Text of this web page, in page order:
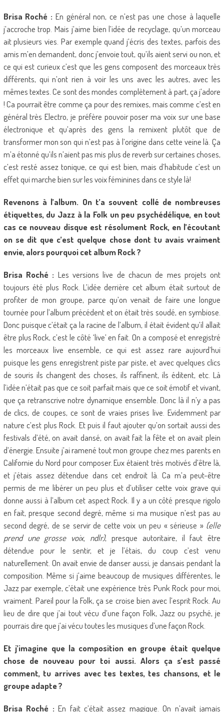
Brisa Roché : En général non, ce n’est pas une chose à laquelle
j’accroche trop. Mais j’aime bien l’idée de recyclage, qu’un morceau
ait plusieurs vies. Par exemple quand j’écris des textes, parfois des
amis m’en demandent, donc j’envoie tout, qu’ils aient servi ou non, et
ce qui est curieux c’est que les gens composent des morceaux très
différents, qui n’ont rien à voir les uns avec les autres, avec les
mêmes textes. Ce sont des mondes complètement à part, ça j’adore
! Ca pourrait être comme ça pour des remixes, mais comme c’est en
général très Electro, je préfère pouvoir poser ma voix sur une base
électronique et qu’après des gens la remixent plutôt que de
transformer mon son qui n’est pas à l’origine dans cette veine là. Ça
m’a étonné qu’ils n’aient pas mis plus de reverb sur certaines choses,
c’est resté assez tonique, ce qui est bien, mais d’habitude c’est un
effet qui marche bien sur les voix féminines dans ce style là!
Revenons à l’album. On t’a souvent collé de nombreuses
étiquettes, du Jazz à la Folk un peu psychédélique, en tout
cas ce nouveau disque est résolument Rock, en l’écoutant
on se dit que c’est quelque chose dont tu avais vraiment
envie, alors pourquoi cet album Rock ?
Brisa Roché : Les versions live de chacun de mes projets ont
toujours été plus Rock. L’idée derrière cet album était surtout de
profiter de mon groupe, parce qu’on venait de faire une longue
tournée pour l’album précédent et on était très soudé, en symbiose.
Donc puisque c’était ça la racine de l’album, il était évident qu’il allait
être plus Rock, c’est le côté ‘live’ en fait. On a composé et enregistré
les morceaux live ensemble, ce qui est assez rare aujourd’hui
puisque les gens enregistrent piste par piste, et avec quelques clics
de souris ils changent des choses, ils raffinent, ils éditent, etc. Là
l’idée n’était pas que ce soit parfait mais que ce soit émotif et vivant,
que ça retranscrive notre dynamique ensemble. Donc là il n’y a pas
de clics, de coupes, ce sont de vraies prises live. Evidemment par
nature c’est plus Rock. Et puis il faut ajouter qu’on sortait aussi des
festivals d’été, on avait dansé, on avait fait la fête et on avait plein
d’énergie. Ensuite j’ai ramené tout mon groupe chez mes parents en
Californie du Nord pour composer. Eux étaient très motivés d’être là,
et j’étais assez détendue dans cet endroit là. Ca m’a peut-être
permis de me libérer un peu plus et d’utiliser cette voix grave qui
donne aussi à l’album cet aspect Rock. Il y a un côté presque rigolo
en fait, presque second degré, même si ma musique n’est pas au
second degré, de se servir de cette voix un peu « sérieuse » (elle
prend une grosse voix, ndlr), presque autoritaire, il faut être
détendue pour le sentir, et je l’étais, du coup c’est venu
naturellement. On avait envie de danser aussi, je dansais pendant la
composition. Même si j’aime beaucoup de musiques différentes, le
Jazz par exemple, c’était une expérience très Punk Rock pour moi,
vraiment. Pareil pour la Folk, ça se croise bien avec l’esprit Rock. Au
lieu de dire que j’ai tout vécu d’une façon Folk, Jazz ou psyché, je
pourrais dire que j’ai vécu toutes les musiques d’une façon Rock.
Et j’imagine que la composition en groupe était quelque
chose de nouveau pour toi aussi. Alors ça s’est passé
comment, tu arrives avec tes textes, tes chansons, et le
groupe adapte ?
Brisa Roché : En fait c’était assez magique. On n’avait jamais